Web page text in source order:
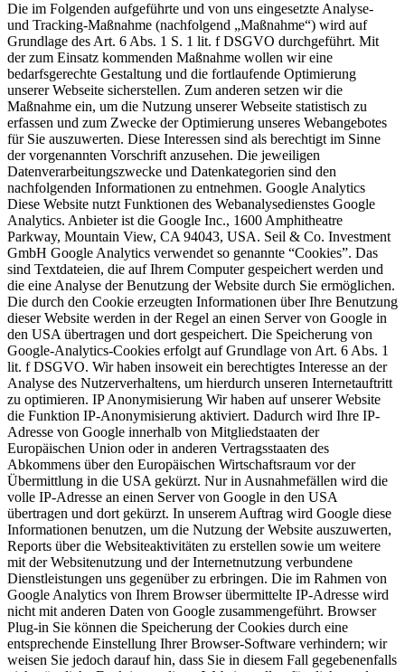
Die im Folgenden aufgeführte und von uns eingesetzte Analyse-
und Tracking-Maßnahme (nachfolgend „Maßnahme“) wird auf
Grundlage des Art. 6 Abs. 1 S. 1 lit. f DSGVO durchgeführt. Mit
der zum Einsatz kommenden Maßnahme wollen wir eine
bedarfsgerechte Gestaltung und die fortlaufende Optimierung
unserer Webseite sicherstellen. Zum anderen setzen wir die
Maßnahme ein, um die Nutzung unserer Webseite statistisch zu
erfassen und zum Zwecke der Optimierung unseres Webangebotes
für Sie auszuwerten. Diese Interessen sind als berechtigt im Sinne
der vorgenannten Vorschrift anzusehen. Die jeweiligen
Datenverarbeitungszwecke und Datenkategorien sind den
nachfolgenden Informationen zu entnehmen. Google Analytics
Diese Website nutzt Funktionen des Webanalysedienstes Google
Analytics. Anbieter ist die Google Inc., 1600 Amphitheatre
Parkway, Mountain View, CA 94043, USA. Seil & Co. Investment
GmbH Google Analytics verwendet so genannte “Cookies”. Das
sind Textdateien, die auf Ihrem Computer gespeichert werden und
die eine Analyse der Benutzung der Website durch Sie ermöglichen.
Die durch den Cookie erzeugten Informationen über Ihre Benutzung
dieser Website werden in der Regel an einen Server von Google in
den USA übertragen und dort gespeichert. Die Speicherung von
Google-Analytics-Cookies erfolgt auf Grundlage von Art. 6 Abs. 1
lit. f DSGVO. Wir haben insoweit ein berechtigtes Interesse an der
Analyse des Nutzerverhaltens, um hierdurch unseren Internetauftritt
zu optimieren. IP Anonymisierung Wir haben auf unserer Website
die Funktion IP-Anonymisierung aktiviert. Dadurch wird Ihre IP-
Adresse von Google innerhalb von Mitgliedstaaten der
Europäischen Union oder in anderen Vertragsstaaten des
Abkommens über den Europäischen Wirtschaftsraum vor der
Übermittlung in die USA gekürzt. Nur in Ausnahmefällen wird die
volle IP-Adresse an einen Server von Google in den USA
übertragen und dort gekürzt. In unserem Auftrag wird Google diese
Informationen benutzen, um die Nutzung der Website auszuwerten,
Reports über die Websiteaktivitäten zu erstellen sowie um weitere
mit der Websitenutzung und der Internetnutzung verbundene
Dienstleistungen uns gegenüber zu erbringen. Die im Rahmen von
Google Analytics von Ihrem Browser übermittelte IP-Adresse wird
nicht mit anderen Daten von Google zusammengeführt. Browser
Plug-in Sie können die Speicherung der Cookies durch eine
entsprechende Einstellung Ihrer Browser-Software verhindern; wir
weisen Sie jedoch darauf hin, dass Sie in diesem Fall gegebenenfalls